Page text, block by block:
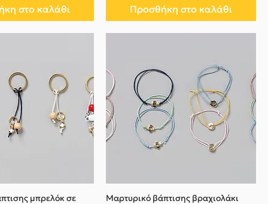
στο καλάθι Προσθήκη στο καλάθι
μπρελόκ σε
Μαρτυρικό βάπτισης βραχιολάκι